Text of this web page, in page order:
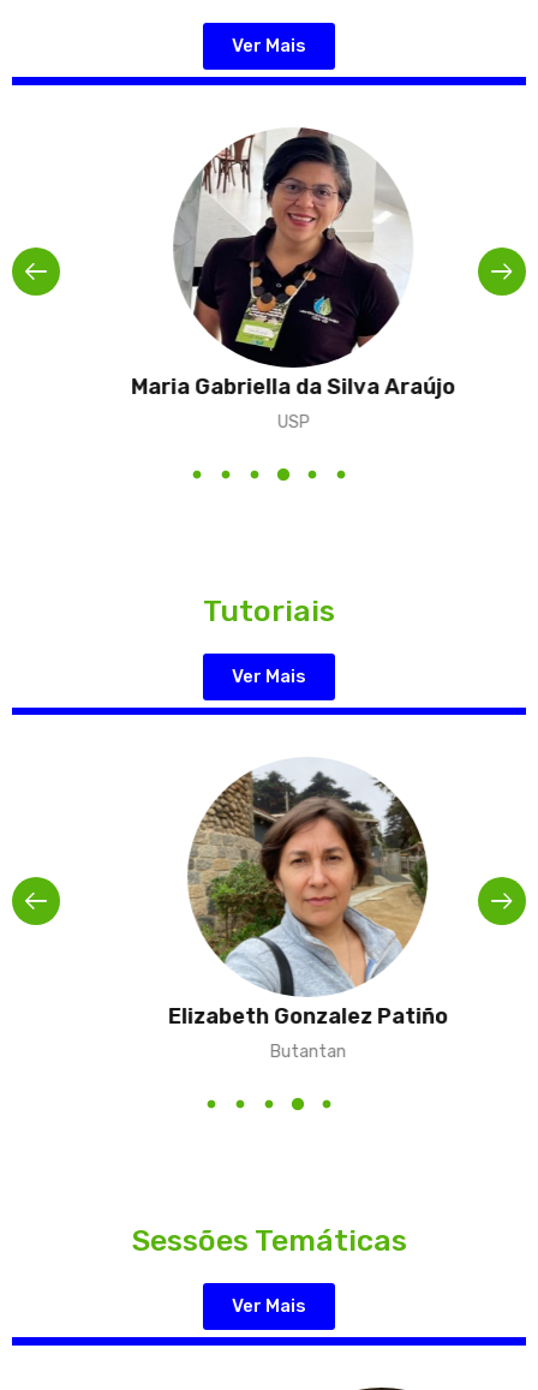
Ver Mais
Maria Gabriella da Silva Araújo
USP
Tutoriais
Ver Mais
Elizabeth Gonzalez Patiño
Butantan
Sessões Temáticas
Ver Mais